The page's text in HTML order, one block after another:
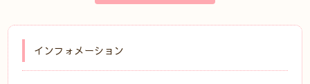
インフォメーション